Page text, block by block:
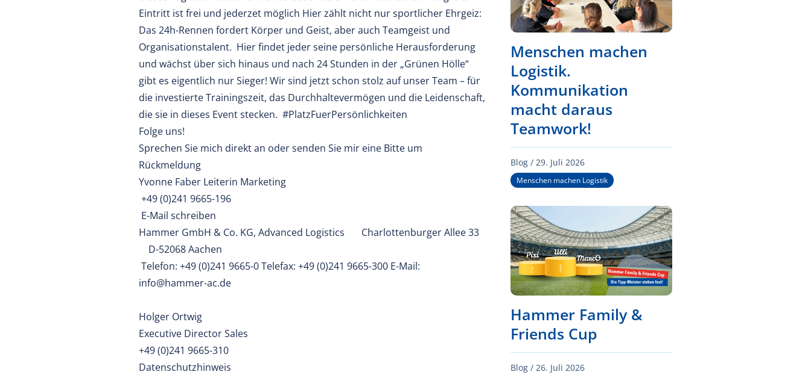
Eintritt ist frei und jederzet möglich Hier zählt nicht nur sportlicher Ehrgeiz:
Das 24h-Rennen fordert Körper und Geist, aber auch Teamgeist und
Organisationstalent. Hier findet jeder seine persönliche Herausforderung
und wächst über sich hinaus und nach 24 Stunden in der „Grünen Hölle“
gibt es eigentlich nur Sieger! Wir sind jetzt schon stolz auf unser Team – für
die investierte Trainingszeit, das Durchhaltevermögen und die Leidenschaft,
die sie in dieses Event stecken. #PlatzFuerPersönlichkeiten
Folge uns!
Sprechen Sie mich direkt an oder senden Sie mir eine Bitte um
Rückmeldung
Yvonne Faber Leiterin Marketing
+49 (0)241 9665-196
E-Mail schreiben
Hammer GmbH & Co. KG, Advanced Logistics Charlottenburger Allee 33
D-52068 Aachen
Telefon: +49 (0)241 9665-0 Telefax: +49 (0)241 9665-300 E-Mail:
info@hammer-ac.de
Holger Ortwig
Executive Director Sales
+49 (0)241 9665-310
Datenschutzhinweis
Menschen machen
Logistik.
Kommunikation
macht daraus
Teamwork!
Blog / 29. Juli 2026
Menschen machen Logistik
Hammer Family &
Friends Cup
Blog / 26. Juli 2026